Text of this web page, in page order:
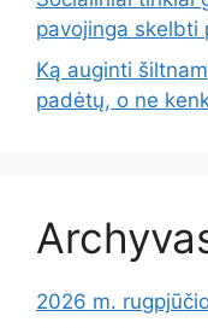
pavojinga skelbti
Ką auginti
padėtų, o ne
2026 m.